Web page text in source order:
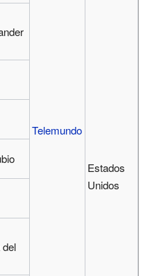
Telemundo
Estados
Unidos